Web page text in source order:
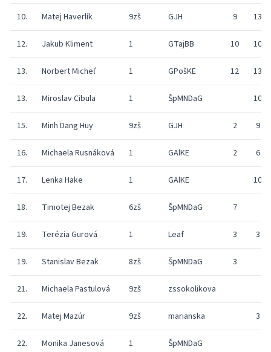
10. Matej Haverlík 9zš GJH 9 13
12. Jakub Kliment 1 GTajBB 10 10
13. Norbert Micheľ 1 GPošKE 12 13
13. Miroslav Cibula 1 ŠpMNDaG 10
15. Minh Dang Huy 9zš GJH 2 9
16. Michaela Rusnáková 1 GAlKE 2 6
17. Lenka Hake 1 GAlKE 10
18. Timotej Bezak 6zš ŠpMNDaG 7
19. Terézia Gurová 1 Leaf 3 3
19. Stanislav Bezak 8zš ŠpMNDaG 3
21. Michaela Pastulová 9zš zssokolikova
22. Matej Mazúr 9zš marianska 3
22. Monika Janesová 1 ŠpMNDaG